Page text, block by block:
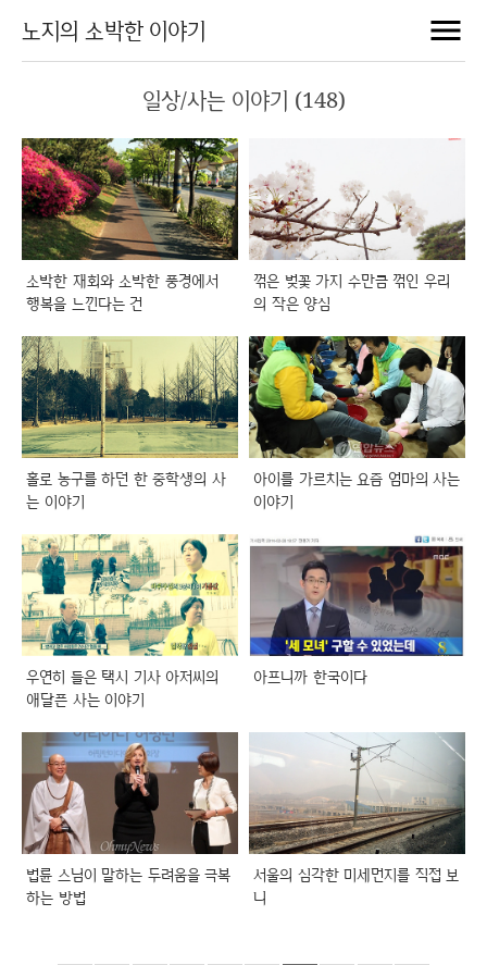
노지의 소박한 이야기
일상/사는 이야기 (148)
소박한 재회와 소박한 풍경에서
행복을 느낀다는 건
꺾은 벚꽃 가지 수만큼 꺾인 우리
의 작은 양심
홀로 농구를 하던 한 중학생의 사
는 이야기
아이를 가르치는 요즘 엄마의 사는
이야기
우연히 들은 택시 기사 아저씨의
애달픈 사는 이야기
아프니까 한국이다
법륜 스님이 말하는 두려움을 극복
하는 방법
서울의 심각한 미세먼지를 직접 보
니